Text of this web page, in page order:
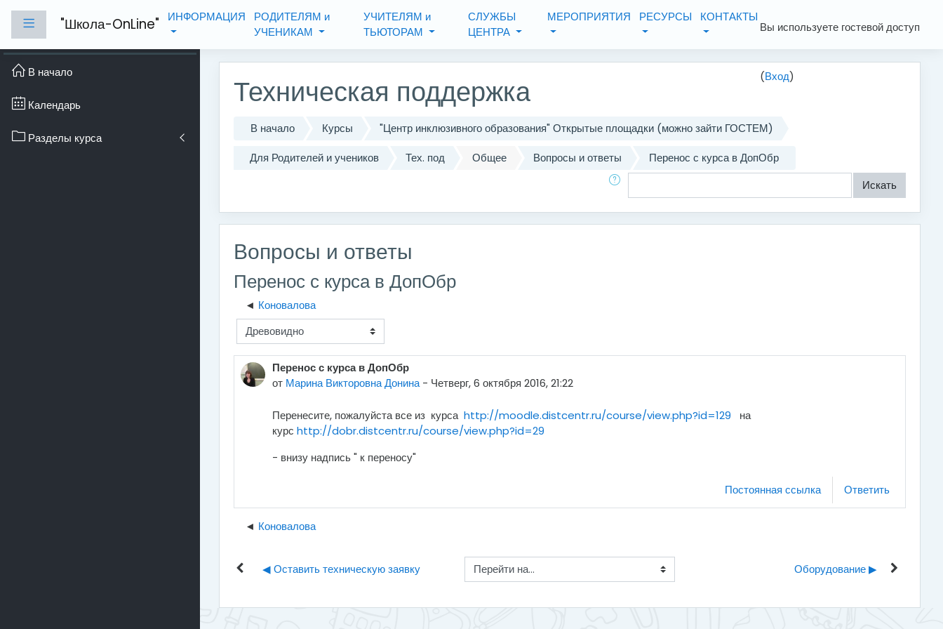
Боковая панель
"Школа-OnLine" ИНФОРМАЦИЯ
РОДИТЕЛЯМ и
УЧЕНИКАМ
УЧИТЕЛЯМ и
ТЬЮТОРАМ
СЛУЖБЫ
ЦЕНТРА
МЕРОПРИЯТИЯ РЕСУРСЫ КОНТАКТЫ
Вы используете гостевой доступ
(Вход)
Техническая поддержка
В начало Курсы
"Центр инклюзивного образования" Открытые площадки (можно зайти ГОСТЕМ)
Для Родителей и учеников
Тех. под Общее Вопросы и ответы
Перенос с курса в ДопОбр
Поиск по форумам
Искать
Вопросы и ответы
Перенос с курса в ДопОбр
Коновалова
Режим отображения
Перенос с курса в ДопОбр
от Марина Викторовна Донина- Четверг, 6 октября 2016, 21:22
Перенесите, пожалуйста все из курса http://moodle.distcentr.ru/course/view.php?id=129 на
курс http://dobr.distcentr.ru/course/view.php?id=29
- внизу надпись " к переносу"
Постоянная ссылка Ответить
Коновалова
◀︎ Оставить техническую заявку Перейти на... Оборудование ▶︎
В начало
Календарь
Разделы курса